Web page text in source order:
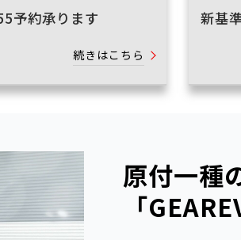
予約承ります
続きはこちら
新基
原付一種
「